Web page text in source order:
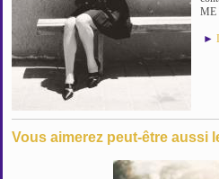
ME
►
Vous aimerez peut-être aussi